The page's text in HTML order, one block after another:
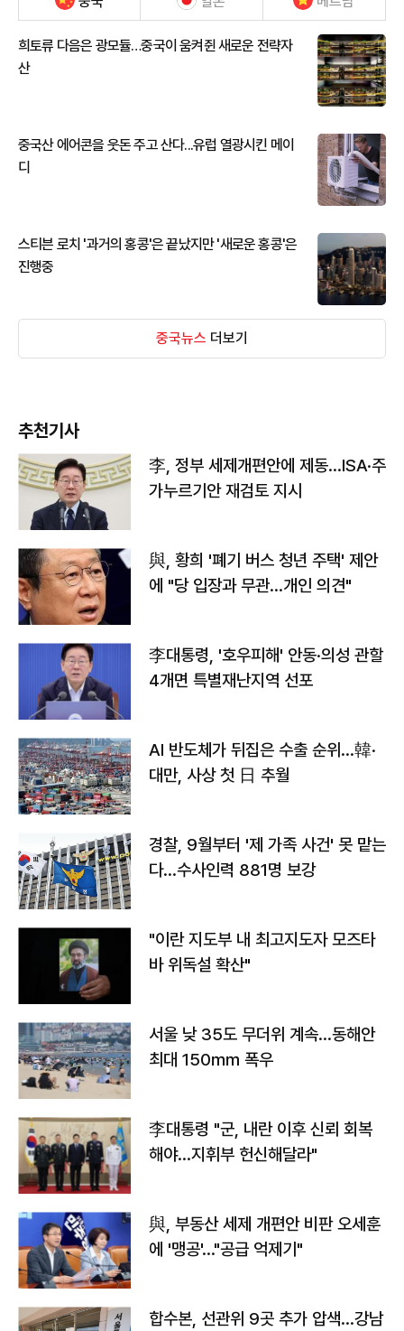
희토류 다음은 광모듈…중국이 움켜쥔 새로운 전략자
산
중국산 에어콘을 웃돈 주고 산다...유럽 열광시킨 메이
디
스티븐 로치 '과거의 홍콩'은 끝났지만 '새로운 홍콩'은
진행중
중국뉴스 더보기
추천기사
李, 정부 세제개편안에 제동…ISA·주
가누르기안 재검토 지시
與, 황희 '폐기 버스 청년 주택' 제안
에 "당 입장과 무관…개인 의견"
李대통령, '호우피해' 안동·의성 관할
4개면 특별재난지역 선포
AI 반도체가 뒤집은 수출 순위…韓·
대만, 사상 첫 日 추월
경찰, 9월부터 '제 가족 사건' 못 맡는
다…수사인력 881명 보강
"이란 지도부 내 최고지도자 모즈타
바 위독설 확산"
서울 낮 35도 무더위 계속…동해안
최대 150㎜ 폭우
李대통령 "군, 내란 이후 신뢰 회복
해야…지휘부 헌신해달라"
與, 부동산 세제 개편안 비판 오세훈
에 '맹공'…"공급 억제기"
합수본, 선관위 9곳 추가 압색…강남